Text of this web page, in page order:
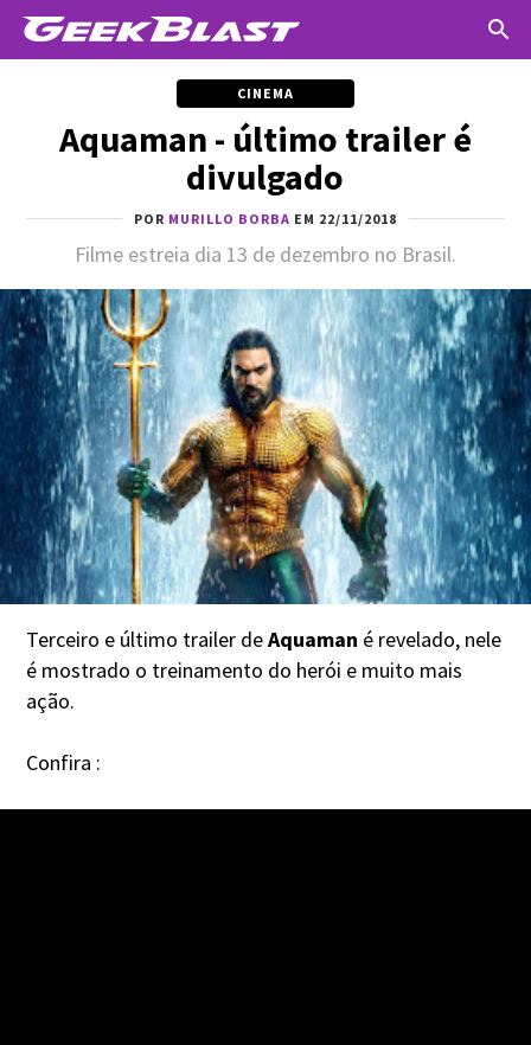
CINEMA
Aquaman - último trailer é
divulgado
POR MURILLO BORBA EM 22/11/2018
Filme estreia dia 13 de dezembro no Brasil.
Terceiro e último trailer deAquaman é revelado, nele
é mostrado o treinamento do herói e muito mais
ação.
Confira :